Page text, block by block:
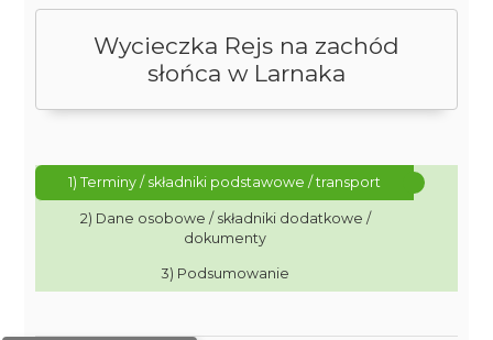
Wycieczka Rejs na zachód
słońca w Larnaka
1) Terminy / składniki podstawowe / transport
2) Dane osobowe / składniki dodatkowe /
dokumenty
3) Podsumowanie